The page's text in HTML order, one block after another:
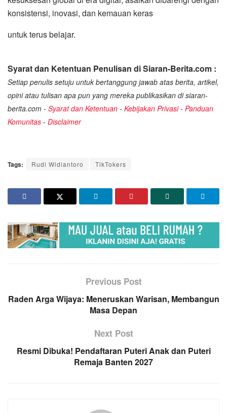
konsistensi, inovasi, dan kemauan keras
untuk terus belajar.
Syarat dan Ketentuan Penulisan di Siaran-Berita.com :
Setiap penulis setuju untuk bertanggung jawab atas berita, artikel,
opini atau tulisan apa pun yang mereka publikasikan di siaran-
berita.com - Syarat dan Ketentuan - Kebijakan Privasi- Panduan
Komunitas - Disclaimer
Tags: Rudi Widiantoro TikTokers
Previous Post
Raden Arga Wijaya: Meneruskan Warisan, Membangun
Masa Depan
Next Post
Resmi Dibuka! Pendaftaran Puteri Anak dan Puteri
Remaja Banten 2027